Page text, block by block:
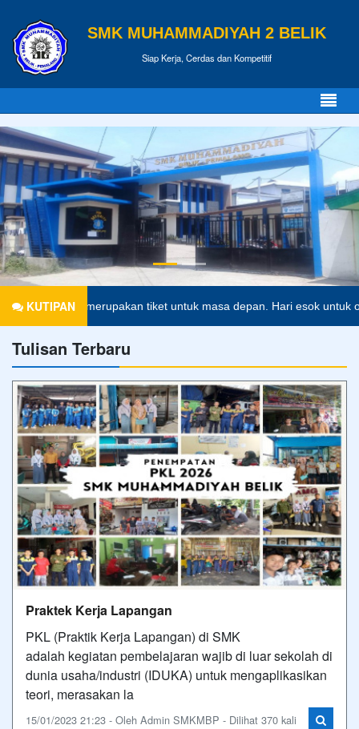
SMK MUHAMMADIYAH 2 BELIK
Siap Kerja, Cerdas dan Kompetitif
KUTIPAN
merupakan tiket untuk masa depan. Hari esok untuk orang-
Tulisan Terbaru
Praktek Kerja Lapangan
PKL (Praktik Kerja Lapangan) di SMK
adalah kegiatan pembelajaran wajib di luar sekolah di
dunia usaha/industri (IDUKA) untuk mengaplikasikan
teori, merasakan la
15/01/2023 21:23 - Oleh Admin SMKMBP - Dilihat 370 kali